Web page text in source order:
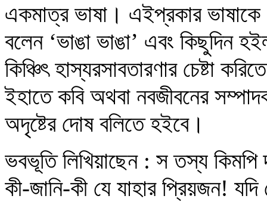
একমাত্র ভাষা। এইপ্রকার ভাষাকে
বলেন ‘ভাঙা ভাঙা’ এবং কিছুদিন
কিঞ্চিৎ হাস্যরসাবতারণার চেষ্টা
ইহাতে কবি অথবা নবজীবনের
অদৃষ্টের দোষ বলিতে হইবে।
ভবভূতি লিখিয়াছেন : স তস্য
কী-জানি-কী যে যাহার প্রিয়জন!